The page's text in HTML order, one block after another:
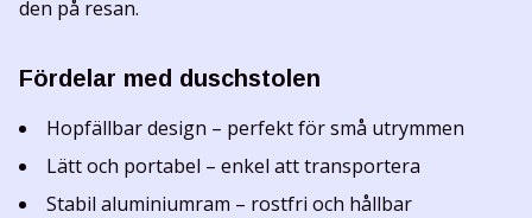
den på resan.
Fördelar med duschstolen
Hopfällbar design – perfekt för små utrymmen
Lätt och portabel – enkel att transportera
Stabil aluminiumram – rostfri och hållbar